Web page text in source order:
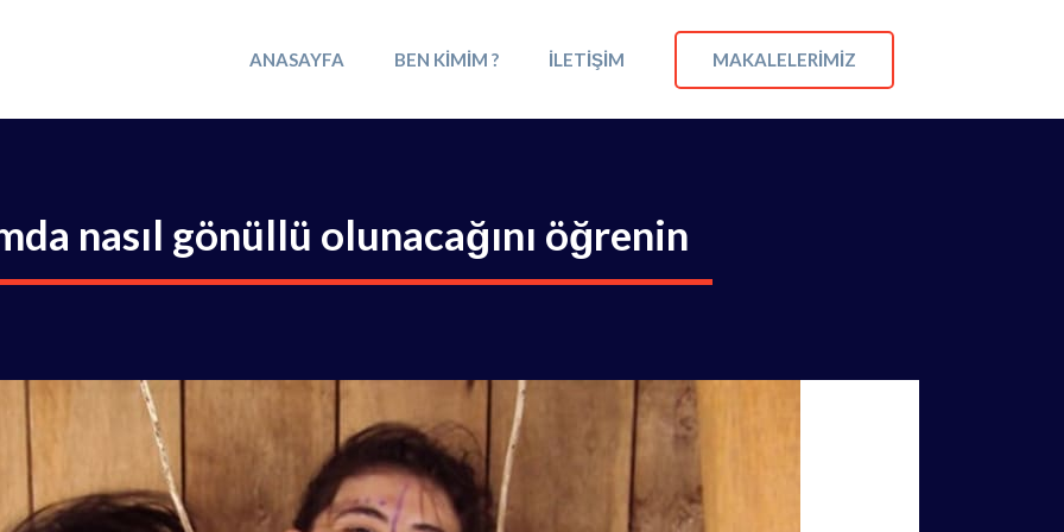
ANASAYFA BEN KIMIM ? İLETIŞIM MAKALELERIMIZ
nasıl gönüllü olunacağını öğrenin